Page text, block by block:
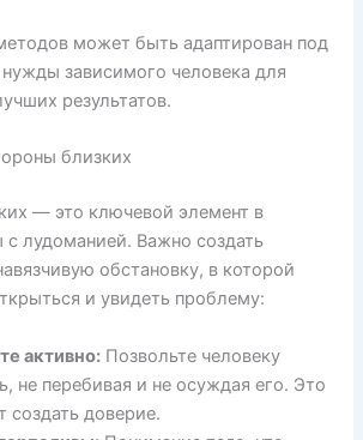
может быть адаптирован под
зависимого человека для
результатов.
близких
— это ключевой элемент в
с лудоманией. Важно создать
обстановку, в которой
и увидеть проблему:
активно: Позвольте человеку
не перебивая и не осуждая его. Это
создать доверие.